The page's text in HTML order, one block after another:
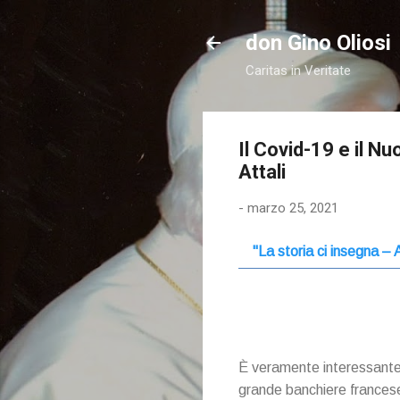
don Gino Oliosi
Caritas in Veritate
Il Covid-19 e il
Attali
- marzo 25, 2021
"La storia ci insegna –
È veramente
grande banchiere